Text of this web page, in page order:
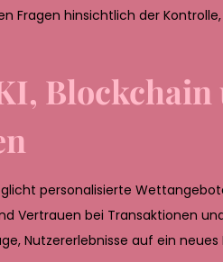
Fragen hinsichtlich der
Blockchain
personalisierte
bei Transaktionen
Nutzererlebnisse auf ein neues